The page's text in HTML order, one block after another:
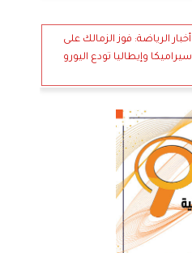
أخبار الرياضة: فوز الزمالك على
سيراميكا وإيطاليا تودع اليورو